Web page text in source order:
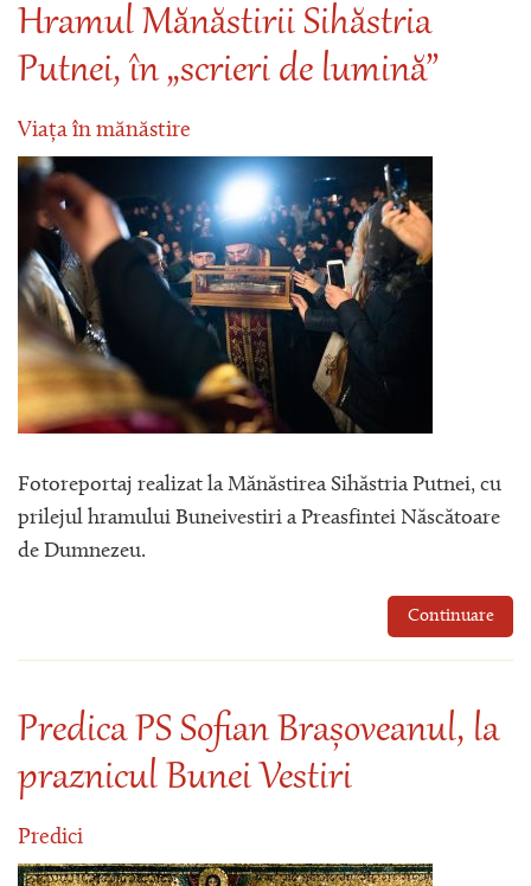
Hramul Mănăstirii Sihăstria
Putnei, în „scrieri de lumină”
Viața în mănăstire
Fotoreportaj realizat la Mănăstirea Sihăstria Putnei, cu
prilejul hramului Buneivestiri a Preasfintei Născătoare
de Dumnezeu.
Continuare
Predica PS Sofian Brașoveanul, la
praznicul Bunei Vestiri
Predici